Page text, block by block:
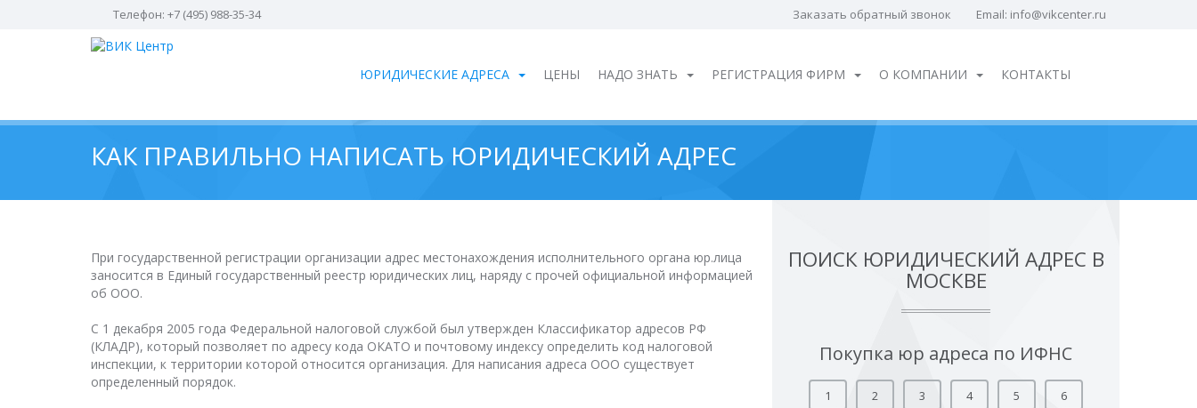
Телефон: +7 (495) 988-35-34 Заказать обратный звонок Email: info@vikcenter.ru
ЮРИДИЧЕСКИЕ АДРЕСА ЦЕНЫ НАДО ЗНАТЬ РЕГИСТРАЦИЯ ФИРМ О КОМПАНИИ КОНТАКТЫ
КАК ПРАВИЛЬНО НАПИСАТЬ ЮРИДИЧЕСКИЙ АДРЕС
При государственной регистрации организации адрес местонахождения исполнительного органа юр.лица
заносится в Единый государственный реестр юридических лиц, наряду с прочей официальной информацией
об ООО.
С 1 декабря 2005 года Федеральной налоговой службой был утвержден Классификатор адресов РФ
(КЛАДР), который позволяет по адресу кода ОКАТО и почтовому индексу определить код налоговой
инспекции, к территории которой относится организация. Для написания адреса ООО существует
определенный порядок.
ПОИСК ЮРИДИЧЕСКИЙ АДРЕС В
МОСКВЕ
Покупка юр адреса по ИФНС
1 2 3 4 5 6